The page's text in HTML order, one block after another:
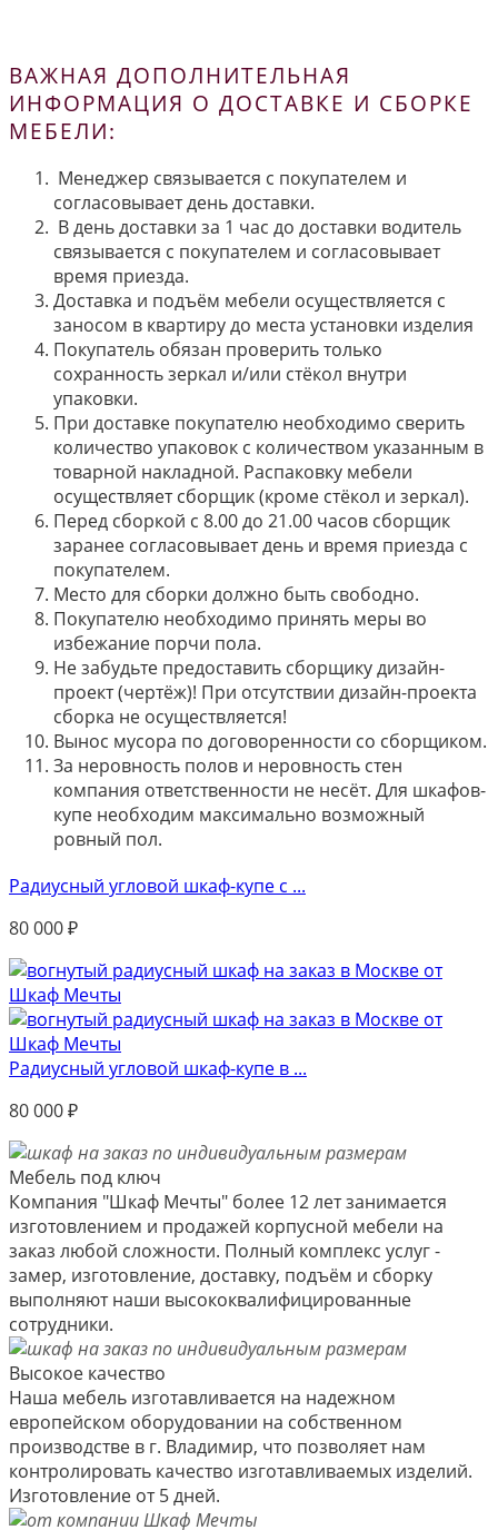
ВАЖНАЯ ДОПОЛНИТЕЛЬНАЯ
ИНФОРМАЦИЯ О ДОСТАВКЕ И СБОРКЕ
МЕБЕЛИ:
Менеджер связывается с покупателем и
согласовывает день доставки.
В день доставки за 1 час до доставки водитель
связывается с покупателем и согласовывает
время приезда.
Доставка и подъём мебели осуществляется с
заносом в квартиру до места установки изделия
Покупатель обязан проверить только
сохранность зеркал и/или стёкол внутри
упаковки.
При доставке покупателю необходимо сверить
количество упаковок с количеством указанным в
товарной накладной. Распаковку мебели
осуществляет сборщик (кроме стёкол и зеркал).
Перед сборкой с 8.00 до 21.00 часов сборщик
заранее согласовывает день и время приезда с
покупателем.
Место для сборки должно быть свободно.
Покупателю необходимо принять меры во
избежание порчи пола.
Не забудьте предоставить сборщику дизайн-
проект (чертёж)! При отсутствии дизайн-проекта
сборка не осуществляется!
Вынос мусора по договоренности со сборщиком.
За неровность полов и неровность стен
компания ответственности не несёт. Для шкафов-
купе необходим максимально возможный
ровный пол.
Радиусный угловой шкаф-купе с ...
80 000₽
Радиусный угловой шкаф-купе в ...
80 000₽
Мебель под ключ
Компания "Шкаф Мечты" более 12 лет занимается
изготовлением и продажей корпусной мебели на
заказ любой сложности. Полный комплекс услуг -
замер, изготовление, доставку, подъём и сборку
выполняют наши высококвалифицированные
сотрудники.
Высокое качество
Наша мебель изготавливается на надежном
европейском оборудовании на собственном
производстве в г. Владимир, что позволяет нам
контролировать качество изготавливаемых изделий.
Изготовление от 5 дней.